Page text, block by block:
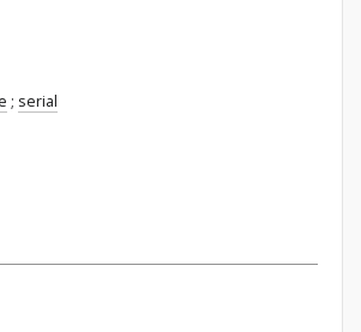
; serial